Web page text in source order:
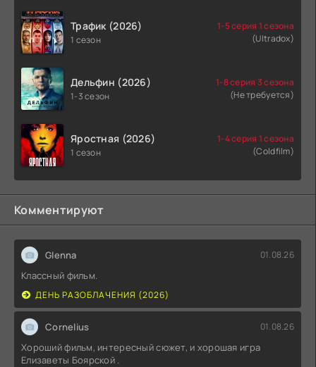
Трафик (2026)
1 сезон
1-5 серия 1 сезона
(Ultradox)
Дельфин (2026)
1-3 сезон
1-8 серия 3 сезона
(Не требуется)
Яростная (2026)
1 сезон
1-4 серия 1 сезона
(Coldfilm)
Комментируют
Glenna 01.08.26
Классный фильм.
ДЕНЬ РАЗОБЛАЧЕНИЯ (2026)
Cornelius 01.08.26
Хороший фильм, интересный сюжет, и хорошая игра
Елизаветы Боярской .